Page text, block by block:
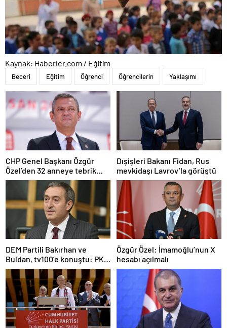
Kaynak: Haberler.com / Eğitim
Beceri Eğitim Öğrenci Öğrencilerin Yaklaşımı
CHP Genel Başkanı Özgür
Özel’den 32 anneye tebrik
telefonu
Dışişleri Bakanı Fidan, Rus
mevkidaşı Lavrov’la görüştü
DEM Partili Bakırhan ve
Buldan, tv100’e konuştu: PKK
ne zaman kendini feshedecek
Özgür Özel: İmamoğlu’nun X
hesabı açılmalı